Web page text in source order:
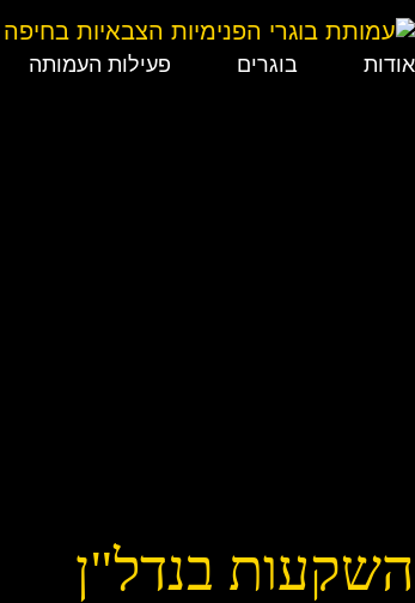
אודות בוגרים פעילות העמותה
השקעות בנדל"ן